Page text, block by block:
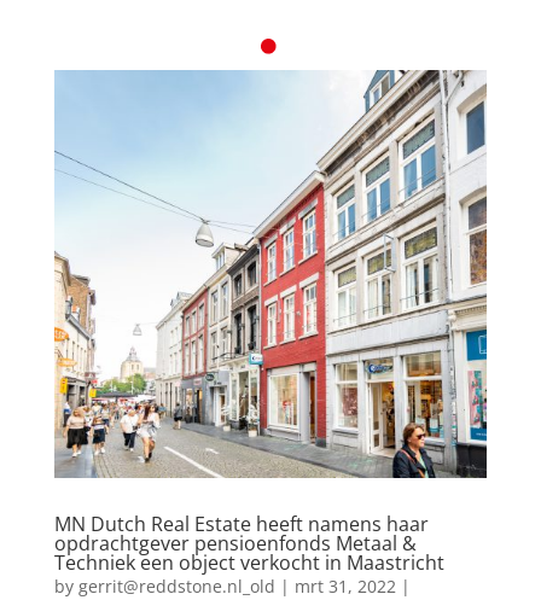
MN Dutch Real Estate heeft namens haar
opdrachtgever pensioenfonds Metaal &
Techniek een object verkocht in Maastricht
by gerrit@reddstone.nl_old | mrt 31, 2022|